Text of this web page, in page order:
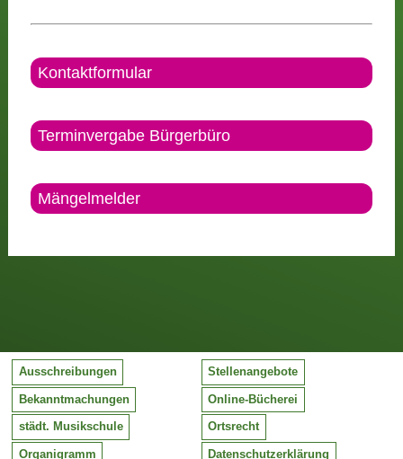
Kontaktformular
Terminvergabe Bürgerbüro
Mängelmelder
Ausschreibungen Stellenangebote
Bekanntmachungen Online-Bücherei
städt. Musikschule Ortsrecht
Organigramm Datenschutzerklärung